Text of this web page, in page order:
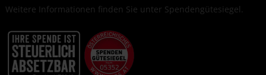
Weitere Informationen finden Sie unter Spendengütesiegel